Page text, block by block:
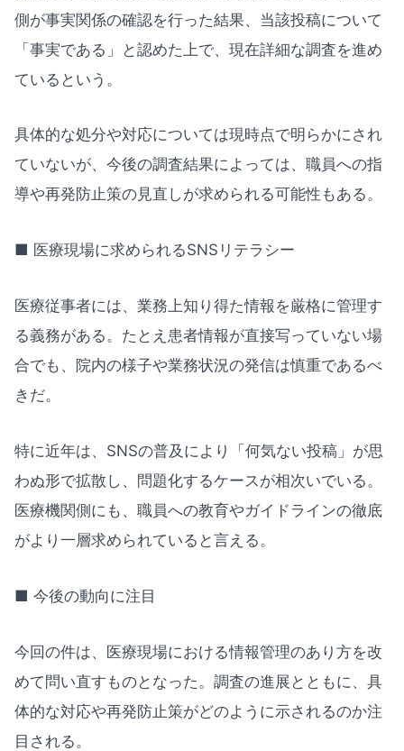
側が事実関係の確認を行った結果、当該投稿について
「事実である」と認めた上で、現在詳細な調査を進め
ているという。
具体的な処分や対応については現時点で明らかにされ
ていないが、今後の調査結果によっては、職員への指
導や再発防止策の見直しが求められる可能性もある。
■ 医療現場に求められるSNSリテラシー
医療従事者には、業務上知り得た情報を厳格に管理す
る義務がある。たとえ患者情報が直接写っていない場
合でも、院内の様子や業務状況の発信は慎重であるべ
きだ。
特に近年は、SNSの普及により「何気ない投稿」が思
わぬ形で拡散し、問題化するケースが相次いでいる。
医療機関側にも、職員への教育やガイドラインの徹底
がより一層求められていると言える。
■ 今後の動向に注目
今回の件は、医療現場における情報管理のあり方を改
めて問い直すものとなった。調査の進展とともに、具
体的な対応や再発防止策がどのように示されるのか注
目される。